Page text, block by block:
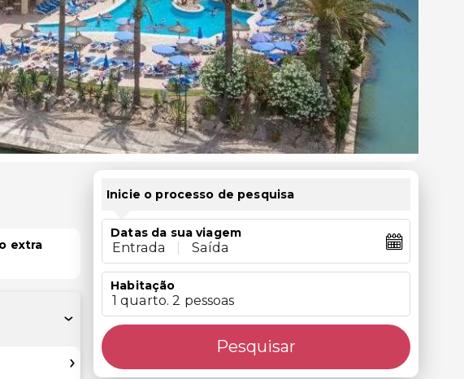
extra
Inicie o processo de pesquisa
Datas da sua viagem
Entrada Saída
Habitação
1 quarto. 2 pessoas
Pesquisar